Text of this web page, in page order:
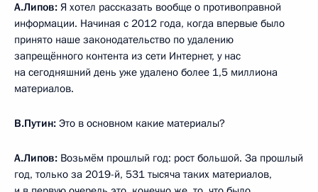
А.Липов: Я хотел рассказать вообще о противоправной
информации. Начиная с 2012 года, когда впервые было
принято наше законодательство по удалению
запрещённого контента из сети Интернет, у нас
на сегодняшний день уже удалено более 1,5 миллиона
материалов.
В.Путин: Это в основном какие материалы?
А.Липов: Возьмём прошлый год: рост большой. За прошлый
год, только за 2019-й, 531 тысяча таких материалов,